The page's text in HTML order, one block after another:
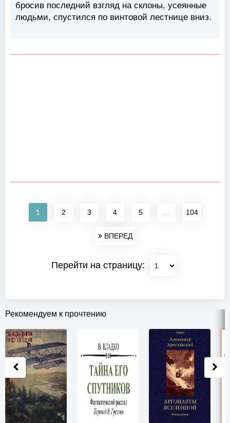
бросив последний взгляд на склоны, усеянные
людьми, спустился по винтовой лестнице вниз.
1 2 3 4 5 104
ВПЕРЕД
Перейти на страницу:
Рекомендуем к прочтению